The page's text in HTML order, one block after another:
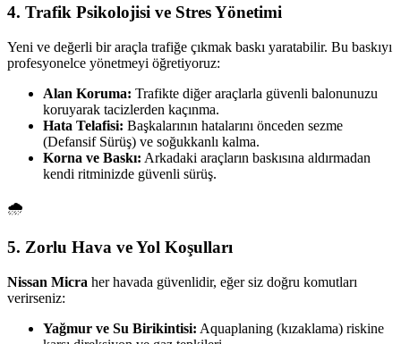
4. Trafik Psikolojisi ve Stres Yönetimi
Yeni ve değerli bir araçla trafiğe çıkmak baskı yaratabilir. Bu baskıyı
profesyonelce yönetmeyi öğretiyoruz:
Alan Koruma: Trafikte diğer araçlarla güvenli balonunuzu
koruyarak tacizlerden kaçınma.
Hata Telafisi: Başkalarının hatalarını önceden sezme
(Defansif Sürüş) ve soğukkanlı kalma.
Korna ve Baskı: Arkadaki araçların baskısına aldırmadan
kendi ritminizde güvenli sürüş.
🌧️
5. Zorlu Hava ve Yol Koşulları
Nissan Micra her havada güvenlidir, eğer siz doğru komutları
verirseniz:
Yağmur ve Su Birikintisi: Aquaplaning (kızaklama) riskine